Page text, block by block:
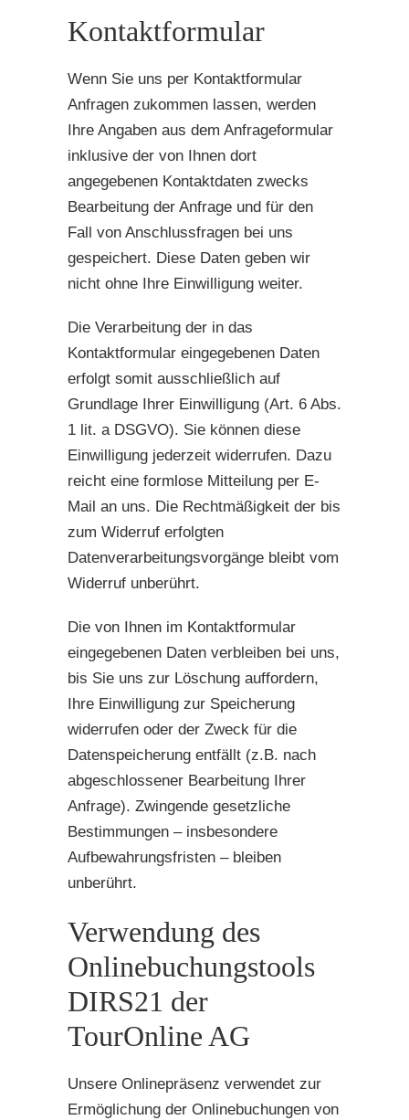
Kontaktformular
Wenn Sie uns per Kontaktformular
Anfragen zukommen lassen, werden
Ihre Angaben aus dem Anfrageformular
inklusive der von Ihnen dort
angegebenen Kontaktdaten zwecks
Bearbeitung der Anfrage und für den
Fall von Anschlussfragen bei uns
gespeichert. Diese Daten geben wir
nicht ohne Ihre Einwilligung weiter.
Die Verarbeitung der in das
Kontaktformular eingegebenen Daten
erfolgt somit ausschließlich auf
Grundlage Ihrer Einwilligung (Art. 6 Abs.
1 lit. a DSGVO). Sie können diese
Einwilligung jederzeit widerrufen. Dazu
reicht eine formlose Mitteilung per E-
Mail an uns. Die Rechtmäßigkeit der bis
zum Widerruf erfolgten
Datenverarbeitungsvorgänge bleibt vom
Widerruf unberührt.
Die von Ihnen im Kontaktformular
eingegebenen Daten verbleiben bei uns,
bis Sie uns zur Löschung auffordern,
Ihre Einwilligung zur Speicherung
widerrufen oder der Zweck für die
Datenspeicherung entfällt (z.B. nach
abgeschlossener Bearbeitung Ihrer
Anfrage). Zwingende gesetzliche
Bestimmungen – insbesondere
Aufbewahrungsfristen – bleiben
unberührt.
Verwendung des
Onlinebuchungstools
DIRS21 der
TourOnline AG
Unsere Onlinepräsenz verwendet zur
Ermöglichung der Onlinebuchungen von